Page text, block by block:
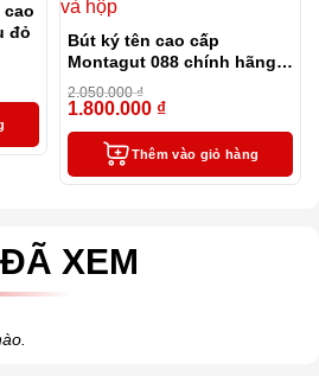
cao
đỏ
Bút ký tên cao cấp
Montagut 088 chính hãng
màu đỏ tặng kèm 3 ngòi,
túi và hộp
2.050.000₫
1.800.000 ₫
Thêm vào giỏ hàng
XEM